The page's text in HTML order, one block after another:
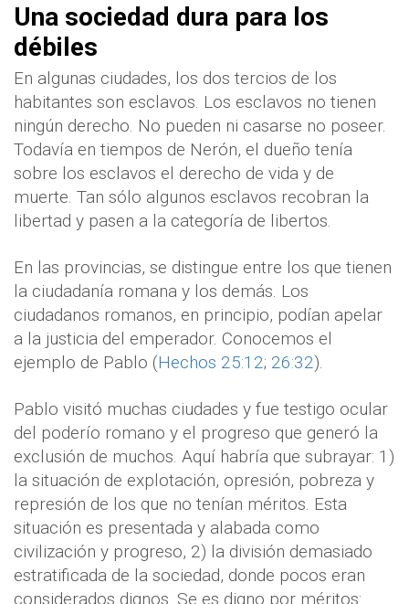
Una sociedad dura para los
débiles
En algunas ciudades, los dos tercios de los
habitantes son esclavos. Los esclavos no tienen
ningún derecho. No pueden ni casarse no poseer.
Todavía en tiempos de Nerón, el dueño tenía
sobre los esclavos el derecho de vida y de
muerte. Tan sólo algunos esclavos recobran la
libertad y pasen a la categoría de libertos.
En las provincias, se distingue entre los que tienen
la ciudadanía romana y los demás. Los
ciudadanos romanos, en principio, podían apelar
a la justicia del emperador. Conocemos el
ejemplo de Pablo (Hechos 25:12; 26:32).
Pablo visitó muchas ciudades y fue testigo ocular
del poderío romano y el progreso que generó la
exclusión de muchos. Aquí habría que subrayar: 1)
la situación de explotación, opresión, pobreza y
represión de los que no tenían méritos. Esta
situación es presentada y alabada como
civilización y progreso, 2) la división demasiado
estratificada de la sociedad, donde pocos eran
considerados dignos. Se es digno por méritos: